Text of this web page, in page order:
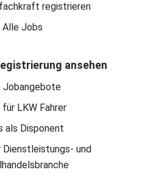
registrieren
Alle Jobs
ansehen
Jobangebote
LKW Fahrer
als Disponent
Dienstleistungs- und